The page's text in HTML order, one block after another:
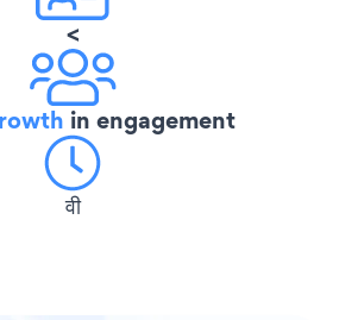
<
in engagement
वी